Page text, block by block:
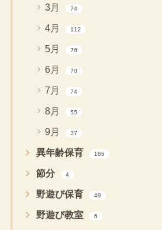
3月 74
4月 112
5月 76
6月 70
7月 74
8月 55
9月 37
異年齢保育 186
節分 4
野遊び保育 49
野遊び教室 6